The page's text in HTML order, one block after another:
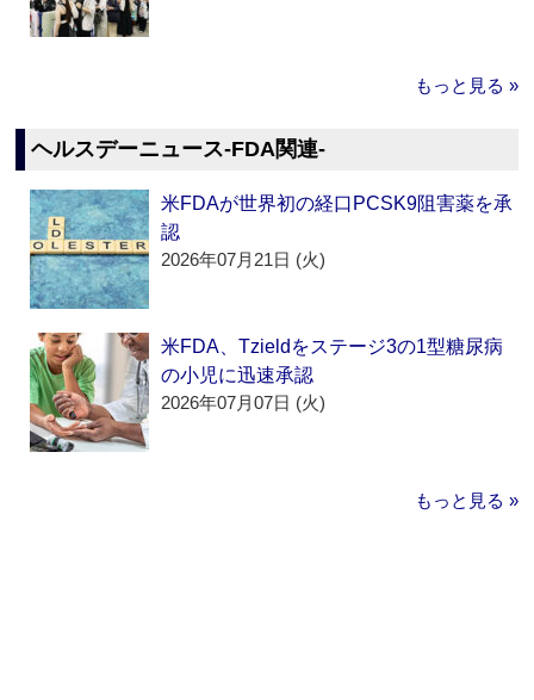
もっと見る »
ヘルスデーニュース‐FDA関連‐
米FDAが世界初の経口PCSK9阻害薬を承
認
2026年07月21日 (火)
米FDA、Tzieldをステージ3の1型糖尿病
の小児に迅速承認
2026年07月07日 (火)
もっと見る »